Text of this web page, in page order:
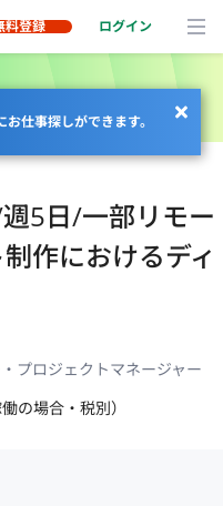
料登録 ログイン
仕事探しができます。
週5日/一部リモー
作におけるディ
プロジェクトマネージャー
の場合・税別）